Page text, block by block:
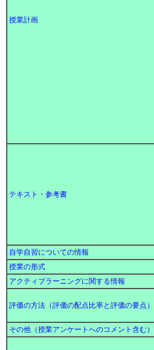
授業計画
テキスト・参考書
自学自習についての情報
授業の形式
アクティブラーニングに関する情報
評価の方法（評価の配点比率と評価の要点）
その他（授業アンケートへのコメント含む）